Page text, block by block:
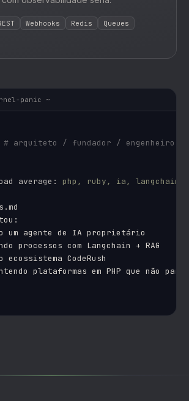
Webhooks Redis
Queues
panic ~
# arquiteto / fundador / engenheiro
average: php, ruby, ia, langchain
um agente de IA proprietário
processos com Langchain + RAG
CodeRush
plataformas em PHP que não